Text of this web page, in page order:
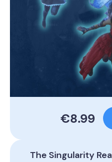
€8.99
The Singularity